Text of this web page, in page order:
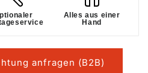
Alles aus einer
Hand
anfragen (B2B)